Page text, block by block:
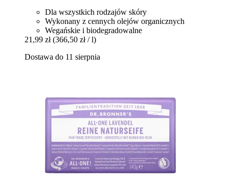
Dla wszystkich rodzajów skóry
Wykonany z cennych olejów organicznych
Wegańskie i biodegradowalne
21,99 zł (366,50 zł / l)
Dostawa do 11 sierpnia